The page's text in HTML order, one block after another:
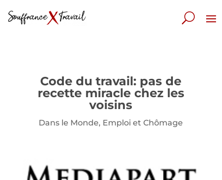
Code du travail: pas de
recette miracle chez les
voisins
Dans le Monde, Emploi et Chômage